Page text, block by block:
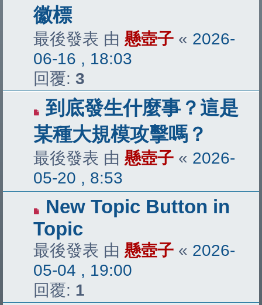
徽標
最後發表 由 懸壺子 « 2026-
06-16 , 18:03
回覆: 3
到底發生什麼事？這是
某種大規模攻擊嗎？
最後發表 由 懸壺子 « 2026-
05-20 , 8:53
New Topic Button in
Topic
最後發表 由 懸壺子 « 2026-
05-04 , 19:00
回覆: 1